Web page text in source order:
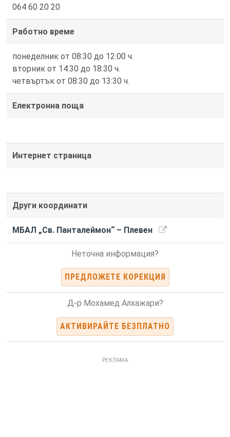
064 60 20 20
Работно време
понеделник от 08:30 до 12:00 ч.
вторник от 14:30 до 18:30 ч.
четвъртък от 08:30 до 13:30 ч.
Електронна поща
Интернет страница
Други координати
МБАЛ „Св. Панталеймон“ – Плевен
Неточна информация?
ПРЕДЛОЖЕТЕ КОРЕКЦИЯ
Д-р Мохамед Алхажари?
АКТИВИРАЙТЕ БЕЗПЛАТНО
РЕКЛАМА